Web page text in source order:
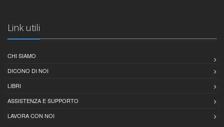
Link utili
CHI SIAMO
DICONO DI NOI
LIBRI
ASSISTENZA E SUPPORTO
LAVORA CON NOI